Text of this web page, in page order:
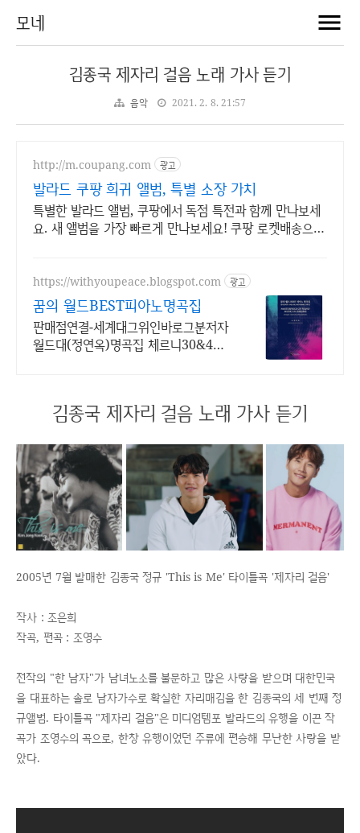
모네
김종국 제자리 걸음 노래 가사 듣기
음악 2021. 2. 8. 21:57
http://m.coupang.com 광고
발라드 쿠팡 희귀 앨범, 특별 소장 가치
특별한 발라드 앨범, 쿠팡에서 독점 특전과 함께 만나보세
요. 새 앨범을 가장 빠르게 만나보세요! 쿠팡 로켓배송으로
https://withyoupeace.blogspot.com 광고
꿈의 월드BEST피아노명곡집
판매점연결-세계대그위인바로그분저자
월드대(정연옥)명곡집 체르니30&40
김종국 제자리 걸음 노래 가사 듣기
2005년 7월 발매한 김종국 정규 'This is Me' 타이틀곡 '제자리 걸음'
작사 : 조은희
작곡, 편곡 : 조영수
전작의 "한 남자"가 남녀노소를 불문하고 많은 사랑을 받으며 대한민국
을 대표하는 솔로 남자가수로 확실한 자리매김을 한 김종국의 세 번째 정
규앨범. 타이틀곡 "제자리 걸음"은 미디엄템포 발라드의 유행을 이끈 작
곡가 조영수의 곡으로, 한창 유행이었던 주류에 편승해 무난한 사랑을 받
았다.